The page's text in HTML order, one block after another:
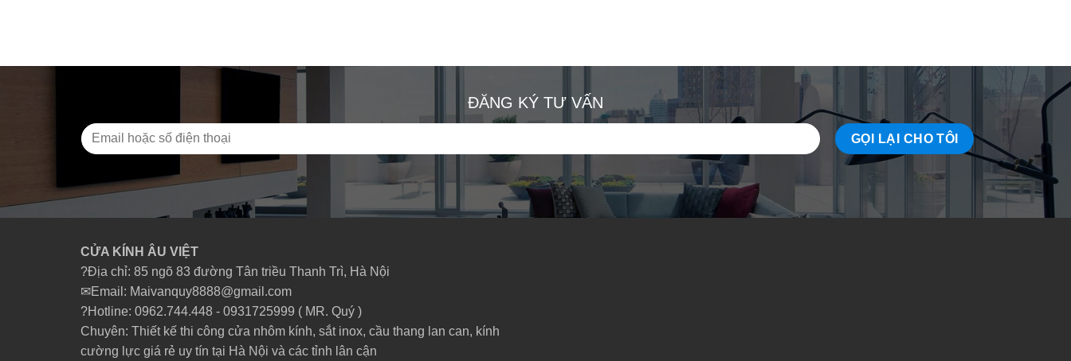
ĐĂNG KÝ TƯ VẤN
CỬA KÍNH ÂU VIỆT
?Địa chỉ: 85 ngõ 83 đường Tân triều Thanh Trì, Hà Nội
✉Email: Maivanquy8888@gmail.com
?Hotline: 0962.744.448 - 0931725999 ( MR. Quý )
Chuyên: Thiết kế thi công cửa nhôm kính, sắt inox, cầu thang lan can, kính
cường lực giá rẻ uy tín tại Hà Nội và các tỉnh lân cận